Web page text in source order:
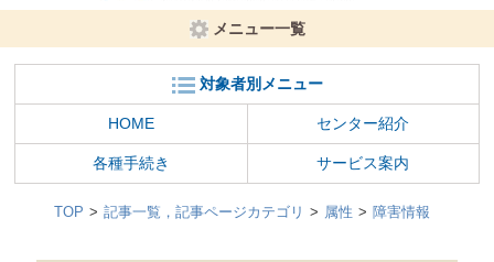
メニュー一覧
対象者別メニュー
HOME センター紹介
各種手続き サービス案内
TOP 記事一覧，記事ページカテゴリ 属性 障害情報